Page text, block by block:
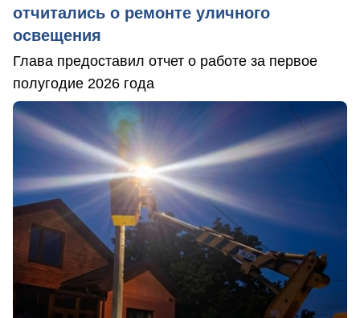
отчитались о ремонте уличного
освещения
Глава предоставил отчет о работе за первое
полугодие 2026 года